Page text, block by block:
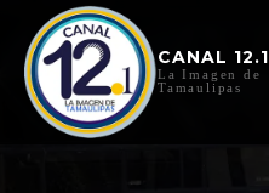
CANAL 12.1
La Imagen de
Tamaulipas